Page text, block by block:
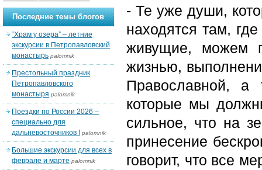
- Те уже души,
находятся там,
живущие, можем
жизнью,
Православной, а
которые мы
сильное, что на
принесение
говорит, что все
Последние темы блогов
“Храм у озера” – летние
экскурсии в Петропавловский
монастырь palomnik
Престольный праздник
Петропавловского
монастыря palomnik
Поездки по России 2026 –
специально для
дальневосточников ! palomnik
Большие экскурсии для всех в
феврале и марте palomnik